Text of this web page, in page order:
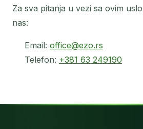
Za sva pitanja u vezi sa ovim
nas:
Email: office@ezo.rs
Telefon: +381 63 249190